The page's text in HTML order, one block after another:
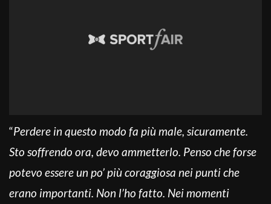
“Perdere in questo modo fa più male, sicuramente.
Sto soffrendo ora, devo ammetterlo. Penso che forse
potevo essere un po’ più coraggiosa nei punti che
erano importanti. Non l’ho fatto. Nei momenti